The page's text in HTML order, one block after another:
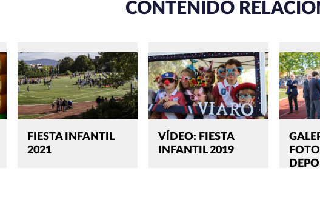
CONTENIDO
FIESTA INFANTIL
2021
VÍDEO: FIESTA
INFANTIL 2019